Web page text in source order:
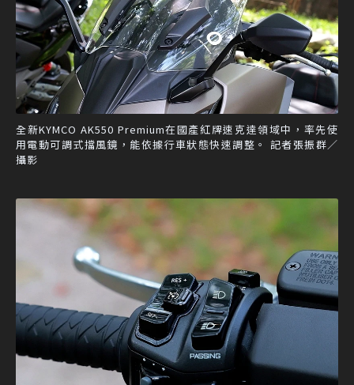
全新KYMCO AK550 Premium在國產紅牌速克達領域中，率先使
用電動可調式擋風鏡，能依據行車狀態快速調整。 記者張振群／
攝影